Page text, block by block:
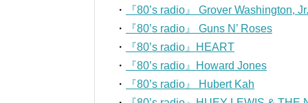
・
『80’s radio』 Grover Washington, Jr.
・
『80’s radio』 Guns N’ Roses
・
『80’s radio』HEART
・
『80’s radio』Howard Jones
・
『80’s radio』 Hubert Kah